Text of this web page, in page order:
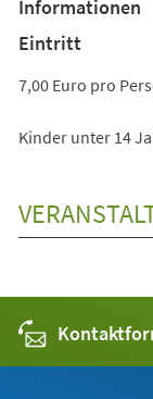
Informationen
Eintritt
7,00 Euro pro
Kinder unter 14